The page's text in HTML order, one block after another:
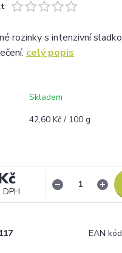
rozinky s intenzivní
celý popis
Skladem
42,60 Kč / 100 g
DPH
EAN